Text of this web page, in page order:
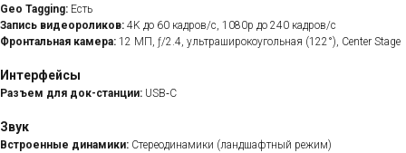
Geo Tagging: Есть
Запись видеороликов: 4K до 60 кадров/с, 1080p до 240 кадров/с
Фронтальная камера: 12 МП, ƒ/2.4, ультраширокоугольная (122°), Center Stage
Интерфейсы
Разъем для док-станции: USB‑C
Звук
Встроенные динамики: Стереодинамики (ландшафтный режим)